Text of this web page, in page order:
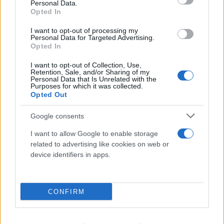
Personal Data.
Opted In
I want to opt-out of processing my
Personal Data for Targeted Advertising.
Opted In
I want to opt-out of Collection, Use,
Retention, Sale, and/or Sharing of my
Personal Data that Is Unrelated with the
Purposes for which it was collected.
Opted Out
Google consents
I want to allow Google to enable storage
related to advertising like cookies on web or
device identifiers in apps.
CONFIRM
Προκλητικός Φιντάν για το Κυπριακό: «Η